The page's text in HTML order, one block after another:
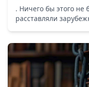
. Ничего бы этого
расставляли